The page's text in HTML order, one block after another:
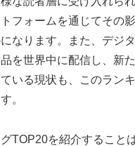
フォームを通じてその
なります。また、デジ
を世界中に配信し、新
いる現状も、このラン
。
TOP20を紹介すること